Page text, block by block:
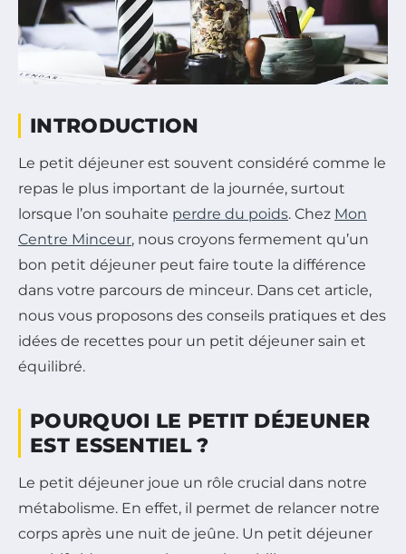
INTRODUCTION
Le petit déjeuner est souvent considéré comme le
repas le plus important de la journée, surtout
lorsque l’on souhaite perdre du poids. Chez Mon
Centre Minceur, nous croyons fermement qu’un
bon petit déjeuner peut faire toute la différence
dans votre parcours de minceur. Dans cet article,
nous vous proposons des conseils pratiques et des
idées de recettes pour un petit déjeuner sain et
équilibré.
POURQUOI LE PETIT DÉJEUNER
EST ESSENTIEL ?
Le petit déjeuner joue un rôle crucial dans notre
métabolisme. En effet, il permet de relancer notre
corps après une nuit de jeûne. Un petit déjeuner